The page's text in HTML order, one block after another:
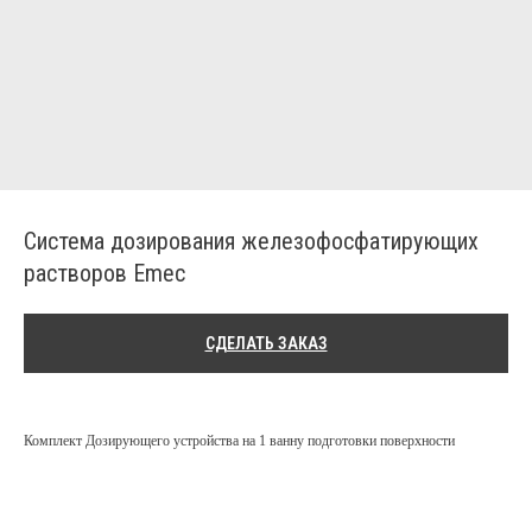
Система дозирования железофосфатирующих
растворов Emec
СДЕЛАТЬ ЗАКАЗ
Комплект Дозирующего устройства на 1 ванну подготовки поверхности